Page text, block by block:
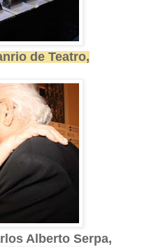
de Teatro,
Alberto Serpa,